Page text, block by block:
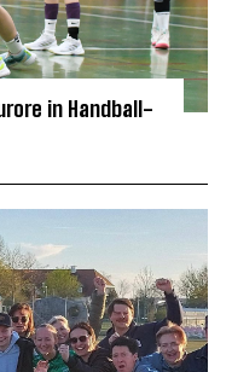
in Handball-